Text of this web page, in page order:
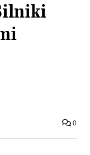
0